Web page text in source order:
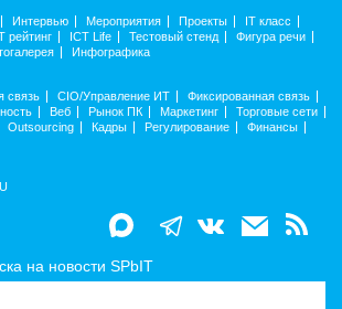
Интервью Мероприятия Проекты
IT класс
рейтинг ICT Life Тестовый стенд
Фигура речи
Инфографика
связь CIO/Управление ИТ
Фиксированная связь
Веб Рынок ПК Маркетинг
Торговые сети
Outsourcing Кадры Регулирование
Финансы
на новости SPbIT